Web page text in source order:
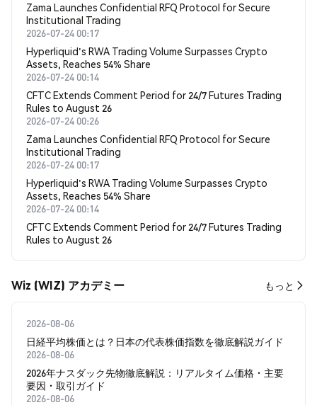
Zama Launches Confidential RFQ Protocol for Secure
Institutional Trading
2026-07-24 00:17
Hyperliquid's RWA Trading Volume Surpasses Crypto
Assets, Reaches 54% Share
2026-07-24 00:14
CFTC Extends Comment Period for 24/7 Futures Trading
Rules to August 26
2026-07-24 00:26
Zama Launches Confidential RFQ Protocol for Secure
Institutional Trading
2026-07-24 00:17
Hyperliquid's RWA Trading Volume Surpasses Crypto
Assets, Reaches 54% Share
2026-07-24 00:14
CFTC Extends Comment Period for 24/7 Futures Trading
Rules to August 26
Wiz (WIZ) アカデミー もっと
2026-08-06
日経平均株価とは？日本の代表株価指数を徹底解説ガイド
2026-08-06
2026年ナスダック先物徹底解説：リアルタイム価格・主要
要因・取引ガイド
2026-08-06